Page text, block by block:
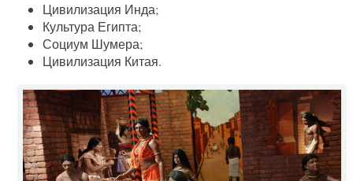
Цивилизация Инда;
Культура Египта;
Социум Шумера;
Цивилизация Китая.